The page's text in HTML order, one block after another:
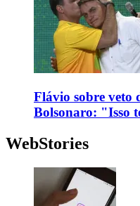
Flávio sobre veto
Bolsonaro: "Isso
WebStories